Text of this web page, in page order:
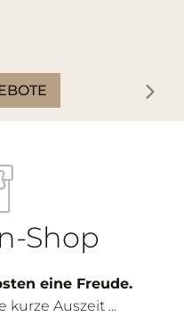
Shop
eine Freude.
kurze Auszeit ...